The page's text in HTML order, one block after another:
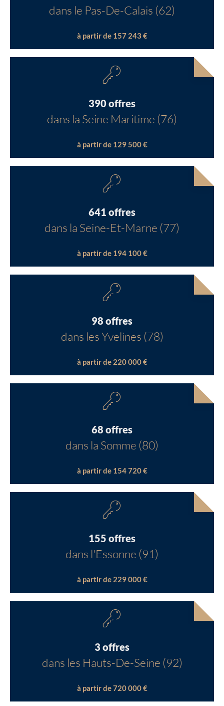
dans le Pas-De-Calais (62)
à partir de 157 243 €
390 offres
dans la Seine Maritime (76)
à partir de 129 500 €
641 offres
dans la Seine-Et-Marne (77)
à partir de 194 100 €
98 offres
dans les Yvelines (78)
à partir de 220 000 €
68 offres
dans la Somme (80)
à partir de 154 720 €
155 offres
dans l'Essonne (91)
à partir de 229 000 €
3 offres
dans les Hauts-De-Seine (92)
à partir de 720 000 €